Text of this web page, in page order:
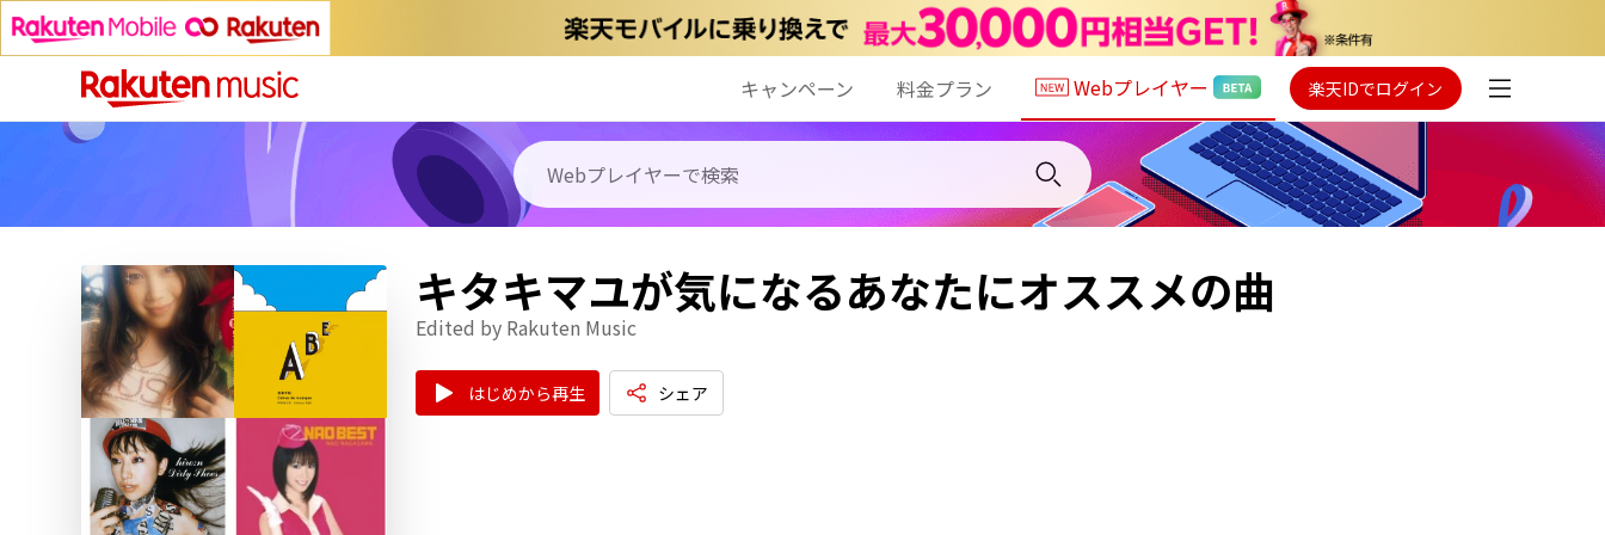
キャンペーン 料金プラン Webプレイヤー 楽天IDでログイン
キタキマユが気になるあなたにオススメの曲
Edited by Rakuten Music
はじめから再生 シェア